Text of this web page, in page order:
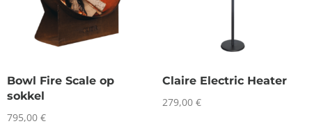
Bowl Fire Scale op
sokkel
795,00 €
Claire Electric Heater
279,00 €